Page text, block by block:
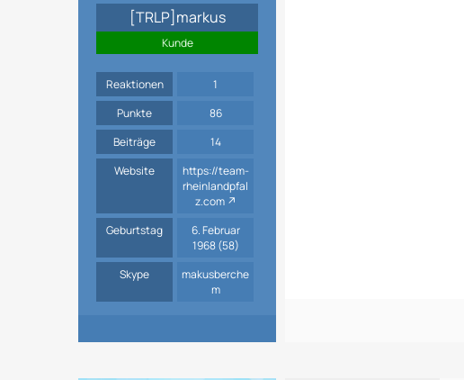
[TRLP]markus
Kunde
Reaktionen
1
Punkte
86
Beiträge
14
Website
https://team-
rheinlandpfal
z.com
Geburtstag
6. Februar
1968 (58)
Skype
makusberche
m